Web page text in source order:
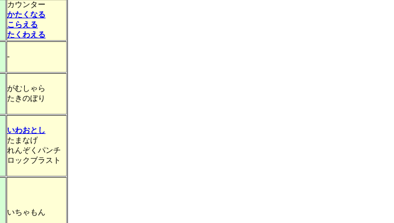
カウンター
かたくなる
こらえる
たくわえる
-
がむしゃら
たきのぼり
いわおとし
たまなげ
れんぞくパンチ
ロックブラスト
いちゃもん